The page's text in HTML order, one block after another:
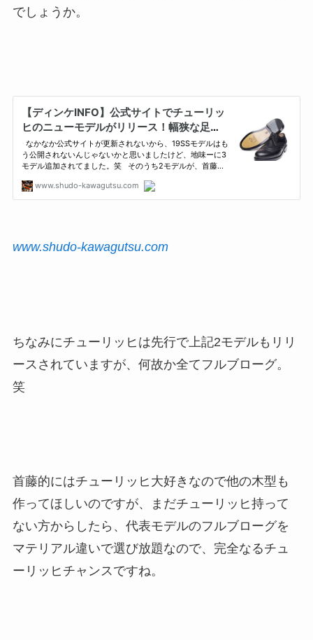
でしょうか。
www.shudo-kawagutsu.com
ちなみにチューリッヒは先行で上記2モデルもリリ
ースされていますが、何故か全てフルブローグ。
笑
首藤的にはチューリッヒ大好きなので他の木型も
作ってほしいのですが、まだチューリッヒ持って
ない方からしたら、代表モデルのフルブローグを
マテリアル違いで選び放題なので、完全なるチュ
ーリッヒチャンスですね。